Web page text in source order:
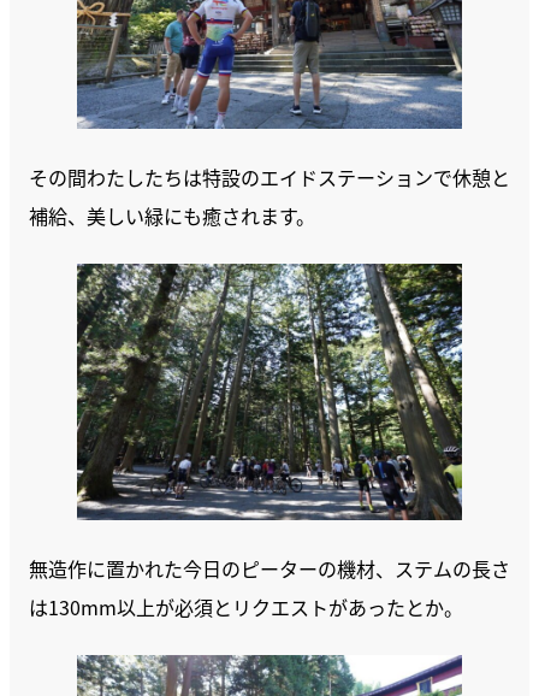
その間わたしたちは特設のエイドステーションで休憩と
補給、美しい緑にも癒されます。
無造作に置かれた今日のピーターの機材、ステムの長さ
は130mm以上が必須とリクエストがあったとか。